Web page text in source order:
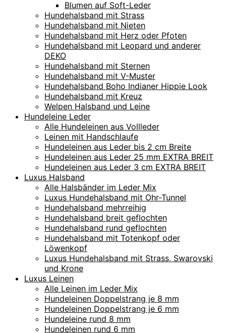
Blumen auf Soft-Leder
Hundehalsband mit Strass
Hundehalsband mit Nieten
Hundehalsband mit Herz oder Pfoten
Hundehalsband mit Leopard und anderer
DEKO
Hundehalsband mit Sternen
Hundehalsband mit V-Muster
Hundehalsband Boho Indianer Hippie Look
Hundehalsband mit Kreuz
Welpen Halsband und Leine
Hundeleine Leder
Alle Hundeleinen aus Vollleder
Leinen mit Handschlaufe
Hundeleinen aus Leder bis 2 cm Breite
Hundeleinen aus Leder 25 mm EXTRA BREIT
Hundeleinen aus Leder 3 cm EXTRA BREIT
Luxus Halsband
Alle Halsbänder im Leder Mix
Luxus Hundehalsband mit Ohr-Tunnel
Hundehalsband mehrreihig
Hundehalsband breit geflochten
Hundehalsband rund geflochten
Hundehalsband mit Totenkopf oder
Löwenkopf
Luxus Hundehalsband mit Strass, Swarovski
und Krone
Luxus Leinen
Alle Leinen im Leder Mix
Hundeleinen Doppelstrang je 8 mm
Hundeleinen Doppelstrang je 6 mm
Hundeleine rund 8 mm
Hundeleinen rund 6 mm